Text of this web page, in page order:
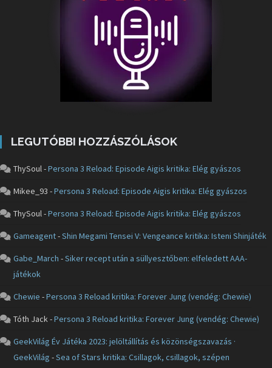
LEGUTÓBBI HOZZÁSZÓLÁSOK
ThySoul-Persona 3 Reload: Episode Aigis kritika: Elég gyászos
Mikee_93 -Persona 3 Reload: Episode Aigis kritika: Elég gyászos
ThySoul-Persona 3 Reload: Episode Aigis kritika: Elég gyászos
Gameagent-Shin Megami Tensei V: Vengeance kritika: Isteni Shinjáték
Gabe_March -Siker recept után a süllyesztőben: elfeledett AAA-
játékok
Chewie -Persona 3 Reload kritika: Forever Jung (vendég: Chewie)
Tóth Jack-Persona 3 Reload kritika: Forever Jung (vendég: Chewie)
GeekVilág Év Játéka 2023: jelöltállítás és közönségszavazás ·
GeekVilág -Sea of Stars kritika: Csillagok, csillagok, szépen